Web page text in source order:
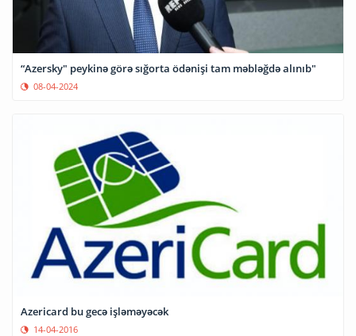
“Azersky" peykinə görə sığorta ödənişi tam məbləğdə alınıb"
08-04-2024
Azericard bu gecə işləməyəcək
14-04-2016